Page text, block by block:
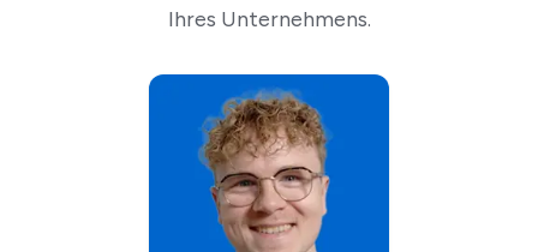
Ihres Unternehmens.